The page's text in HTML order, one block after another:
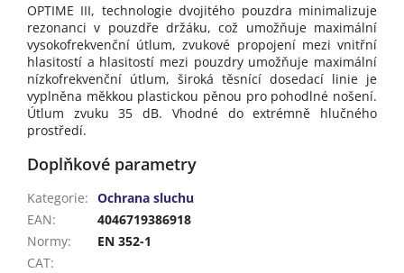
OPTIME III, technologie dvojitého pouzdra minimalizuje
rezonanci v pouzdře držáku, což umožňuje maximální
vysokofrekvenční útlum, zvukové propojení mezi vnitřní
hlasitostí a hlasitostí mezi pouzdry umožňuje maximální
nízkofrekvenční útlum, široká těsnící dosedací linie je
vyplněna měkkou plastickou pěnou pro pohodlné nošení.
Útlum zvuku 35 dB. Vhodné do extrémně hlučného
prostředí.
Doplňkové parametry
Kategorie: Ochrana sluchu
EAN:
4046719386918
Normy:
EN 352-1
CAT: